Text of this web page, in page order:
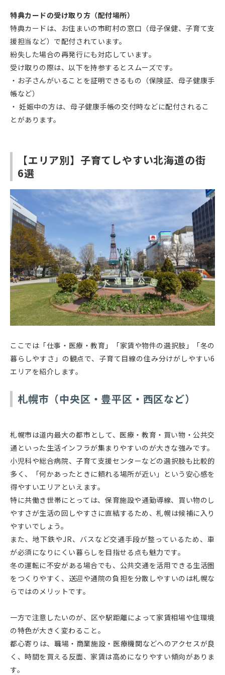
特典カードの受け取り方（配付場所）
特典カードは、お住まいの市町村の窓口（母子保健、子育て支
援担当など）で配付されています。
紛失した場合の再発行にも対応しています。
受け取りの際は、以下を持参するとスムーズです。
・お子さんがいることを証明できるもの（保険証、母子健康手
帳など）
・ 妊娠中の方は、母子健康手帳の交付時などに配付されるこ
とがあります。
【エリア別】子育てしやすい北海道の街
6選
ここでは「仕事・医療・教育」「家賃や物件の選択肢」「冬の
暮らしやすさ」の観点で、子育て目線の住み分けがしやすい6
エリアを紹介します。
札幌市（中央区・豊平区・西区など）
札幌市は道内最大の都市として、医療・教育・買い物・公共交
通といった生活インフラが集まりやすいのが大きな強みです。
小児科や総合病院、子育て支援センターなどの選択肢も比較的
多く、「何かあったときに頼れる場所が近い」という安心感を
得やすいエリアといえます。
特に共働き世帯にとっては、保育施設や通勤導線、買い物のし
やすさが生活の回しやすさに直結するため、札幌は候補に入り
やすいでしょう。
また、地下鉄やJR、バスなど交通手段が整っているため、車
が必須になりにくい暮らしを目指せる点も魅力です。
冬の運転に不安がある場合でも、公共交通を活用できる生活圏
をつくりやすく、送迎や通院の負担を分散しやすいのは札幌な
らではのメリットです。
一方で注意したいのが、区や駅距離によって家賃相場や住環境
の特色が大きく変わること。
都心寄りは、職場・商業施設・医療機関などへのアクセスが良
く、時間を買える反面、家賃は高めになりやすい傾向がありま
す。